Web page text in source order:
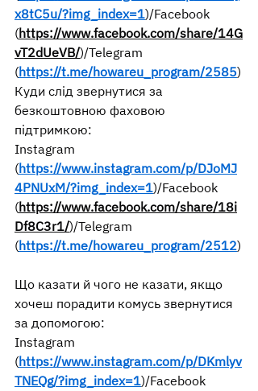
x8tC5u/?img_index=1)/Facebook
(https://www.facebook.com/share/14G
vT2dUeVB/)/Telegram
(https://t.me/howareu_program/2585)
Куди слід звернутися за
безкоштовною фаховою
підтримкою:
Instagram
(https://www.instagram.com/p/DJoMJ
4PNUxM/?img_index=1)/Facebook
(https://www.facebook.com/share/18i
Df8C3r1/)/Telegram
(https://t.me/howareu_program/2512)
Що казати й чого не казати, якщо
хочеш порадити комусь звернутися
за допомогою:
Instagram
(https://www.instagram.com/p/DKmlyv
TNEQg/?img_index=1)/Facebook